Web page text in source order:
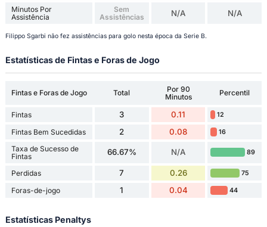
Minutos Por
Assistência
Sem
Assistências
N/A N/A
Filippo Sgarbi não fez assistências para golo nesta época da Serie B.
Estatísticas de Fintas e Foras de Jogo
Fintas e Foras de Jogo Total
Por 90
Minutos
Percentil
Fintas 3 0.11 12
Fintas Bem Sucedidas 2 0.08 16
Taxa de Sucesso de
Fintas
66.67% N/A 89
Perdidas 7 0.26 75
Foras-de-jogo 1 0.04 44
Estatísticas Penaltys